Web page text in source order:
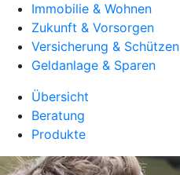
Immobilie & Wohnen
Zukunft & Vorsorgen
Versicherung & Schützen
Geldanlage & Sparen
Übersicht
Beratung
Produkte